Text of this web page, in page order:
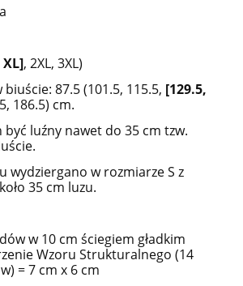
XL], 2XL, 3XL)
87.5 (101.5, 115.5, [129.5,
186.5) cm.
luźny nawet do 35 cm tzw.
wydziergano w rozmiarze S z
35 cm luzu.
w 10 cm ściegiem gładkim
Wzoru Strukturalnego (14
= 7 cm x 6 cm